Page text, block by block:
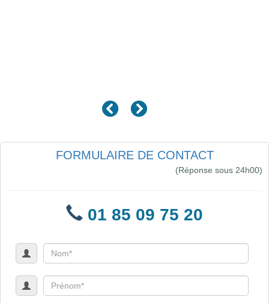
FORMULAIRE DE CONTACT
(Réponse sous 24h00)
01 85 09 75 20